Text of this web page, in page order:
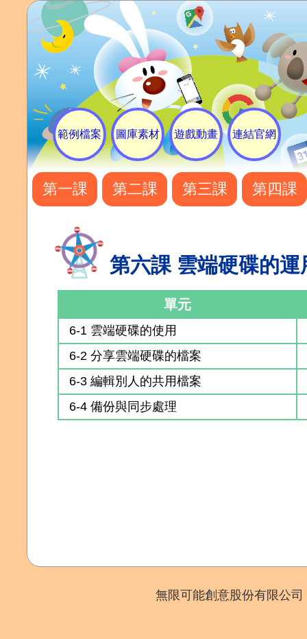
範例檔案 圖庫素材 遊戲動畫 連結官網
第一課 第二課 第三課 第四課
第六課 雲端硬碟的運
單元
6-1 雲端硬碟的使用
6-2 分享雲端硬碟的檔案
6-3 編輯別人的共用檔案
6-4 備份與同步處理
無限可能創意股份有限公